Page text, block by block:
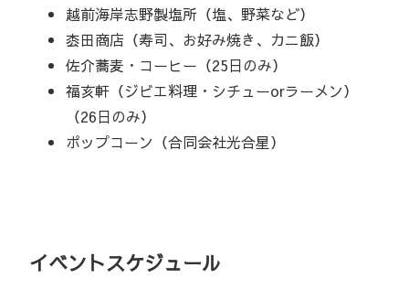
越前海岸志野製塩所（塩、野菜など）
枩田商店（寿司、お好み焼き、カニ飯）
佐介蕎麦・コーヒー（25日のみ）
福亥軒（ジビエ料理・シチューorラーメン）
（26日のみ）
ポップコーン（合同会社光合星）
イベントスケジュール